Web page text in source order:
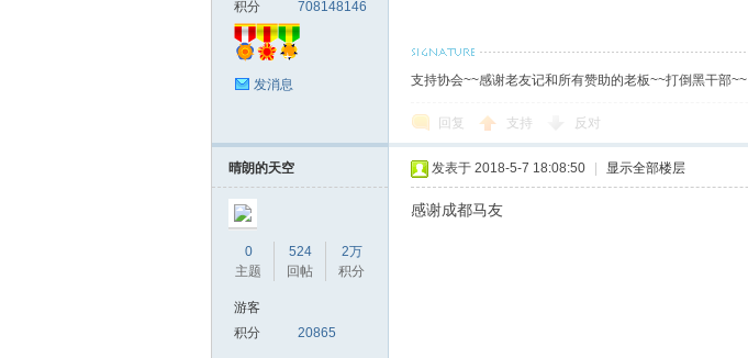
积分 708148146
发消息 支持协会~~感谢老友记和所有赞助的老板~~打倒黑干部~~
回复 支持 反对
晴朗的天空
0
主题
524
回帖
2万
积分
游客
积分
20865
发表于 2018-5-7 18:08:50 显示全部楼层
感谢成都马友